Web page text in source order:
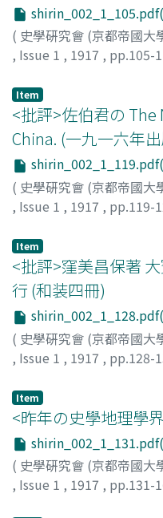
( 史學硏究會 (京都帝國大
, Issue 1 , 1917 , pp.105-
Item
<批評>佐伯君の
China. (一九一六年
( 史學硏究會 (京都帝國大
, Issue 1 , 1917 , pp.119-
Item
<批評>窪美昌保著
行 (和装四冊)
( 史學硏究會 (京都帝國大
, Issue 1 , 1917 , pp.128-
Item
<昨年の史學地理學
( 史學硏究會 (京都帝國大
, Issue 1 , 1917 , pp.131-